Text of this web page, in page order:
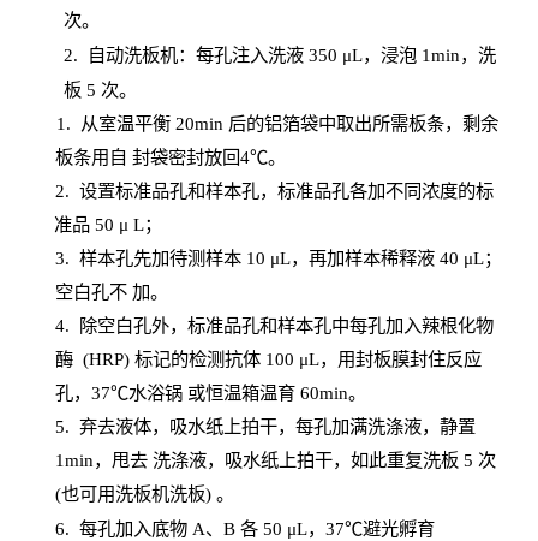
次。
2.
自动洗板机：每孔注入洗液 350 μL，浸泡 1min，洗
板 5 次。
1 . 从室温平衡 20min 后的铝箔袋中取出所需板条，剩余
板条用自 封袋密封放回4℃。
2. 设置标准品孔和样本孔，标准品孔各加不同浓度的标
准品 50 μ L；
3. 样本孔先加待测样本 10 μL，再加样本稀释液 40 μL；
空白孔不 加。
4.
除空白孔外，标准品孔和样本孔中每孔加入辣根化物
酶 (HRP) 标记的检测抗体 100 μL，用封板膜封住反应
孔， 37℃水浴锅 或恒温箱温育60min。
5. 弃去液体，吸水纸上拍干，每孔加满洗涤液，静置
1min，甩去 洗涤液，吸水纸上拍干，如此重复洗板 5 次
(也可用洗板机洗板) 。
6. 每孔加入底物A、B 各 50 μL，37℃避光孵育